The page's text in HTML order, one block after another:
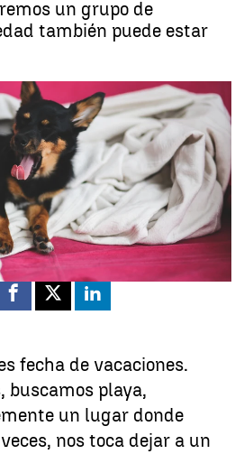
un grupo de
también puede estar
si este verano escuchas a tu perro
podría ser la tos de las perreras |Pexels
2025, 15:00
Facebook
X Linkedin
fecha de vacaciones.
buscamos playa,
un lugar donde
nos toca dejar a un